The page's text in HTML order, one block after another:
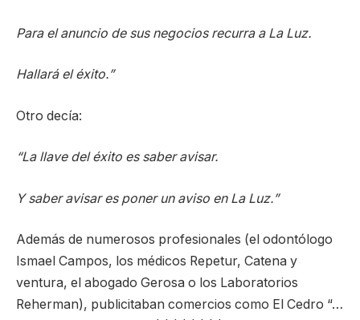
Para el anuncio de sus negocios recurra a La Luz.
Hallará el éxito.”
Otro decía:
“La llave del éxito es saber avisar.
Y saber avisar es poner un aviso en La Luz.”
Además de numerosos profesionales (el odontólogo
Ismael Campos, los médicos Repetur, Catena y
ventura, el abogado Gerosa o los Laboratorios
Reherman), publicitaban comercios como El Cedro “…